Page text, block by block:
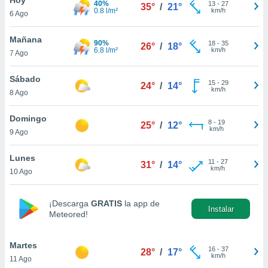
en
más
nuestra
de
aceptar
de
6 Ago
40%
0.8 l/m²
35° / 21° 13- 27
km/h
Mañana
7 Ago
90%
6.8 l/m²
26° / 18° 18- 35
km/h
Sábado
8 Ago
24° / 14° 15- 29
km/h
Domingo
9 Ago
25° / 12° 8- 19
km/h
Lunes
10 Ago
31° / 14° 11 - 27
km/h
¡Descarga GRATIS la app de
Meteored!
Instalar
Martes
11 Ago
28° / 17° 16- 37
km/h